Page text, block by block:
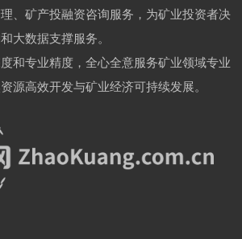
、矿产投融资咨询服务，为矿业投资者决
大数据支撑服务。
专业精度，全心全意服务矿业领域专业
源高效开发与矿业经济可持续发展。